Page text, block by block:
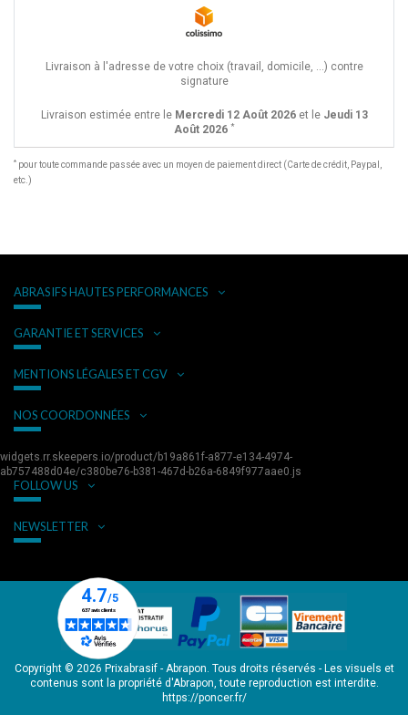
Livraison à l'adresse de votre choix (travail, domicile, ...) contre
signature
Livraison estimée entre le Mercredi 12 Août 2026et le Jeudi 13
Août 2026 *
* pour toute commande passée avec un moyen de paiement direct (Carte de crédit, Paypal,
etc.)
ABRASIFS HAUTES PERFORMANCES
GARANTIE ET SERVICES
MENTIONS LÉGALES ET CGV
NOS COORDONNÉES
widgets.rr.skeepers.io/product/b19a861f-a877-e134-4974-
ab757488d04e/c380be76-b381-467d-b26a-6849f977aae0.js
FOLLOW US
NEWSLETTER
Copyright © 2026 Prixabrasif - Abrapon. Tous droits réservés - Les visuels et
contenus sont la propriété d'Abrapon, toute reproduction est interdite.
https://poncer.fr/